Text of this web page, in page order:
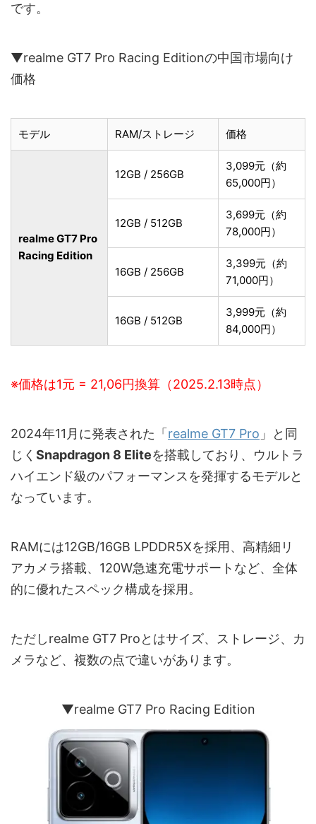
です。
▼realme GT7 Pro Racing Editionの中国市場向け
価格
モデル RAM/ストレージ 価格
realme GT7 Pro
Racing Edition
12GB / 256GB
3,099元（約
65,000円）
12GB / 512GB
3,699元（約
78,000円）
16GB / 256GB
3,399元（約
71,000円）
16GB / 512GB
3,999元（約
84,000円）
※価格は1元 = 21,06円換算（2025.2.13時点）
2024年11月に発表された「 realme GT7 Pro 」と同
じく Snapdragon 8 Eliteを搭載しており、ウルトラ
ハイエンド級のパフォーマンスを発揮するモデルと
なっています。
RAMには12GB/16GB LPDDR5Xを採用、高精細リ
アカメラ搭載、120W急速充電サポートなど、全体
的に優れたスペック構成を採用。
ただしrealme GT7 Proとはサイズ、ストレージ、カ
メラなど、複数の点で違いがあります。
▼realme GT7 Pro Racing Edition